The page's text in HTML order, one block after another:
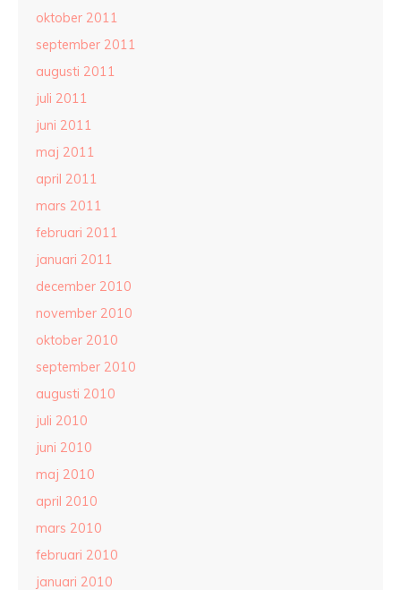
oktober 2011
september 2011
augusti 2011
juli 2011
juni 2011
maj 2011
april 2011
mars 2011
februari 2011
januari 2011
december 2010
november 2010
oktober 2010
september 2010
augusti 2010
juli 2010
juni 2010
maj 2010
april 2010
mars 2010
februari 2010
januari 2010